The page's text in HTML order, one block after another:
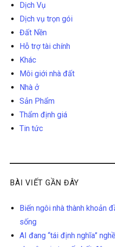
Dịch Vụ
Dịch vụ trọn gói
Đất Nền
Hỗ trợ tài chính
Khác
Môi giới nhà đất
Nhà ở
Sản Phẩm
Thẩm định giá
Tin tức
BÀI VIẾT GẦN ĐÂY
Biến ngôi nhà thành khoản
sống
AI đang “tái định nghĩa”